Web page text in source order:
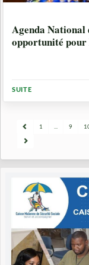
Agenda National
opportunité pour
SUITE
1 ... 9